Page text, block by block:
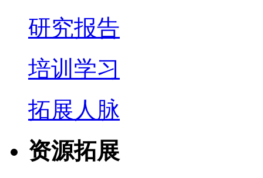
研究报告
培训学习
拓展人脉
资源拓展